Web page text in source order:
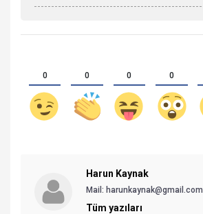
0 0 0 0
Harun Kaynak
Mail: harunkaynak@gmail.com
Tüm yazıları